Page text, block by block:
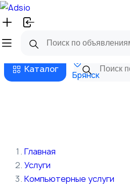
Русский
Бизнес тарифы
Каталог
Брянск
Главная
Услуги
Компьютерные услуги